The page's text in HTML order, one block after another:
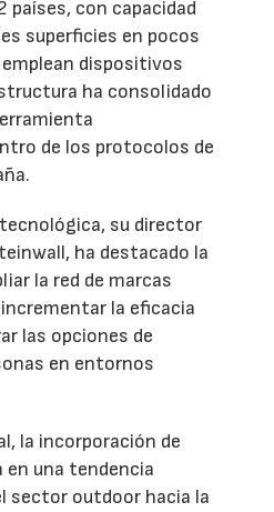
países, con capacidad
superficies en pocos
dispositivos
ha consolidado
de los protocolos de
su director
ha destacado la
la red de marcas
la eficacia
las opciones de
en entornos
la incorporación de
en una tendencia
sector outdoor hacia la